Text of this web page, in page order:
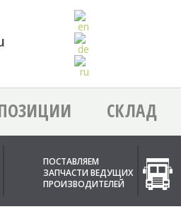
СКЛАД
ПОСТАВЛЯЕМ
ЗАПЧАСТИ ВЕДУЩИХ
ПРОИЗВОДИТЕЛЕЙ